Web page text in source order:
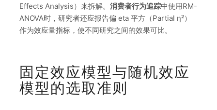
Effects Analysis）来拆解。 消费者行为追踪中使用RM-
ANOVA时，研究者还应报告偏 eta 平方（Partial η²）
作为效应量指标，使不同研究之间的效果可比。
固定效应模型与随机效应
模型的选取准则